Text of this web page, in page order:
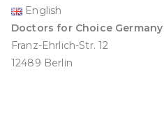
English
Doctors for Choice Germany
Franz-Ehrlich-Str. 12
12489 Berlin